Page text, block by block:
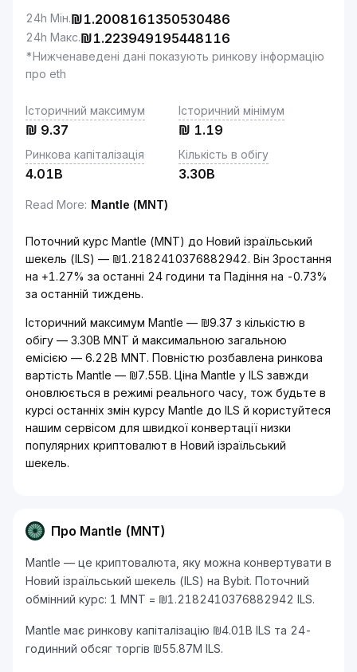
24h Мін.₪1.2008161350530486
24h Макс.₪1.223949195448116
*Нижченаведені дані показують ринкову інформацію
про eth
Історичний максимум
₪ 9.37
Історичний мінімум
₪ 1.19
Ринкова капіталізація
4.01B
Кількість в обігу
3.30B
Read More: Mantle (MNT)
Поточний курс Mantle (MNT) до Новий ізраїльський
шекель (ILS) — ₪1.2182410376882942. Він Зростання
на +1.27% за останні 24 години та Падіння на -0.73%
за останній тиждень.
Історичний максимум Mantle — ₪9.37 з кількістю в
обігу — 3.30B MNT й максимальною загальною
емісією — 6.22B MNT. Повністю розбавлена ринкова
вартість Mantle — ₪7.55B. Ціна Mantle у ILS завжди
оновлюється в режимі реального часу, тож будьте в
курсі останніх змін курсу Mantle до ILS й користуйтеся
нашим сервісом для швидкої конвертації низки
популярних криптовалют в Новий ізраїльський
шекель.
Про Mantle (MNT)
Mantle — це криптовалюта, яку можна конвертувати в
Новий ізраїльський шекель (ILS) на Bybit. Поточний
обмінний курс: 1 MNT = ₪1.2182410376882942 ILS.
Mantle має ринкову капіталізацію ₪4.01B ILS та 24-
годинний обсяг торгів ₪55.87M ILS.